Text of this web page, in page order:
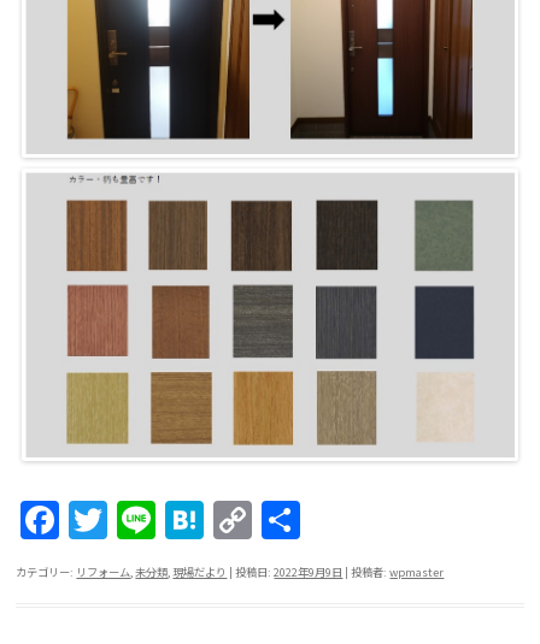
F
a
c
T
w
itt
Li
n
e
H
at
e
C
o
p
有
カテゴリー: リフォーム,未分類, 現場だより | 投稿日:2022年9月9日 |投稿者:wpmaster